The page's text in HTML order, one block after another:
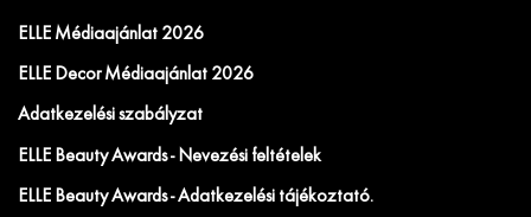
ELLE Médiaajánlat 2026
ELLE Decor Médiaajánlat 2026
Adatkezelési szabályzat
ELLE Beauty Awards - Nevezési feltételek
ELLE Beauty Awards - Adatkezelési tájékoztató.